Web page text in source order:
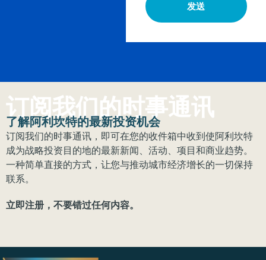
发送
订阅我们的时事通讯
了解阿利坎特的最新投资机会
订阅我们的时事通讯，即可在您的收件箱中收到使阿利坎特
成为战略投资目的地的最新新闻、活动、项目和商业趋势。
一种简单直接的方式，让您与推动城市经济增长的一切保持
联系。
立即注册，不要错过任何内容。